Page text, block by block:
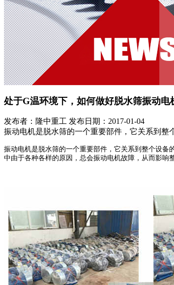
处于G温环境下，如何做好脱水筛振动电
发布者：隆中重工 发布日期：2017-01-04
振动电机是脱水筛的一个重要部件，它关系到
振动电机是脱水筛的一个重要部件，它关系到整个设
中由于各种各样的原因，总会振动电机故障，从而影响